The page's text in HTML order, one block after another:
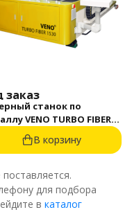
заказ
станок по
VENO TURBO FIBER
750 Вт
В корзину
для подбора
в каталог